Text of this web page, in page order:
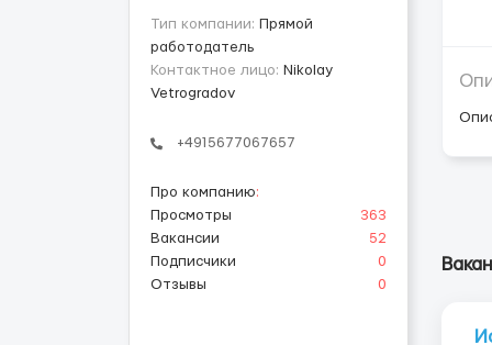
Тип компании: Прямой
работодатель
Контактное лицо: Nikolay
Vetrogradov
+4915677067657
Про компанию:
Просмотры
363
Вакансии
52
Подписчики
0
Отзывы
0